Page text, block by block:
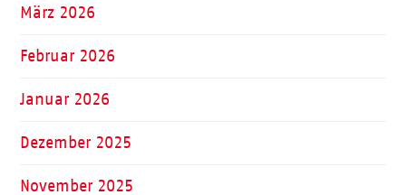
März 2026
Februar 2026
Januar 2026
Dezember 2025
November 2025